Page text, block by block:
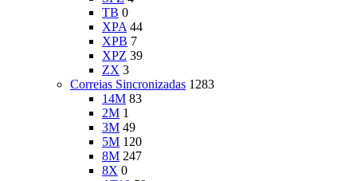
TB 0
XPA 44
XPB 7
XPZ 39
ZX 3
Correias Sincronizadas 1283
14M 83
2M 1
3M 49
5M 120
8M 247
8X 0